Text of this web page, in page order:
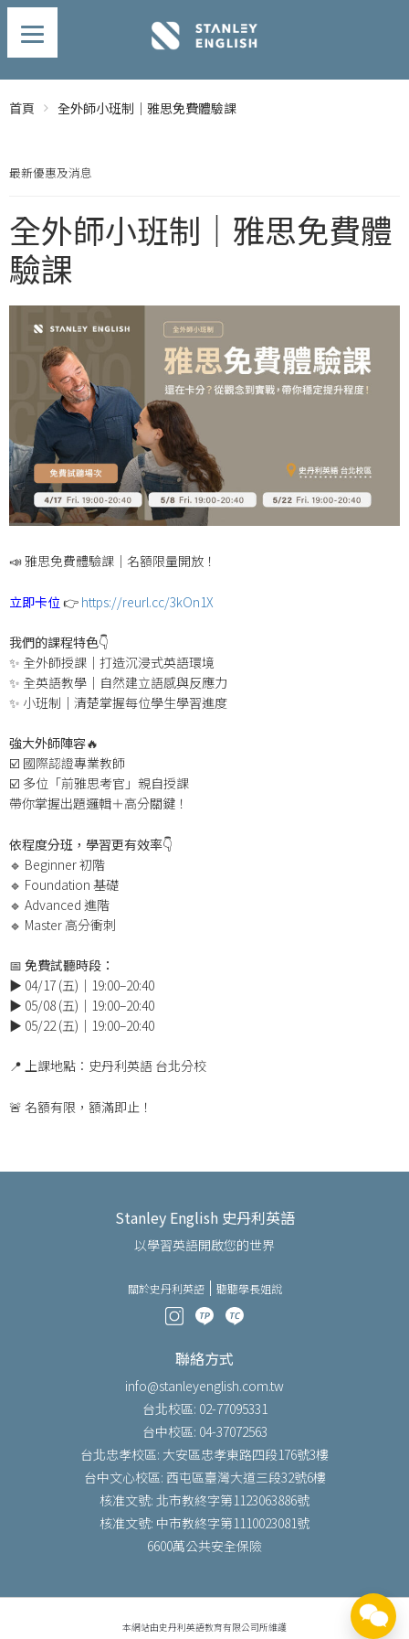
首頁 全外師小班制｜雅思免費體驗課
最新優惠及消息
全外師小班制｜雅思免費體
驗課
📣 雅思免費體驗課｜名額限量開放！
立即卡位 👉 https://reurl.cc/3kOn1X
我們的課程特色👇
✨ 全外師授課｜打造沉浸式英語環境
✨ 全英語教學｜自然建立語感與反應力
✨ 小班制｜清楚掌握每位學生學習進度
強大外師陣容🔥
☑️ 國際認證專業教師
☑️ 多位「前雅思考官」親自授課
帶你掌握出題邏輯＋高分關鍵！
依程度分班，學習更有效率👇
🔹 Beginner 初階
🔹 Foundation 基礎
🔹 Advanced 進階
🔹 Master 高分衝刺
📅 免費試聽時段：
▶️ 04/17 (五)｜19:00–20:40
▶️ 05/08 (五)｜19:00–20:40
▶️ 05/22 (五)｜19:00–20:40
📍 上課地點：史丹利英語 台北分校
🚨 名額有限，額滿即止！
Stanley English 史丹利英語
以學習英語開啟您的世界
關於史丹利英語 聽聽學長姐說
聯絡方式
info@stanleyenglish.com.tw
台北校區: 02-77095331
台中校區: 04-37072563
台北忠孝校區: 大安區忠孝東路四段176號3樓
台中文心校區: 西屯區臺灣大道三段32號6樓
核准文號: 北市教終字第1123063886號
核准文號: 中市教終字第1110023081號
6600萬公共安全保險
本網站由史丹利英語教育有限公司所維護